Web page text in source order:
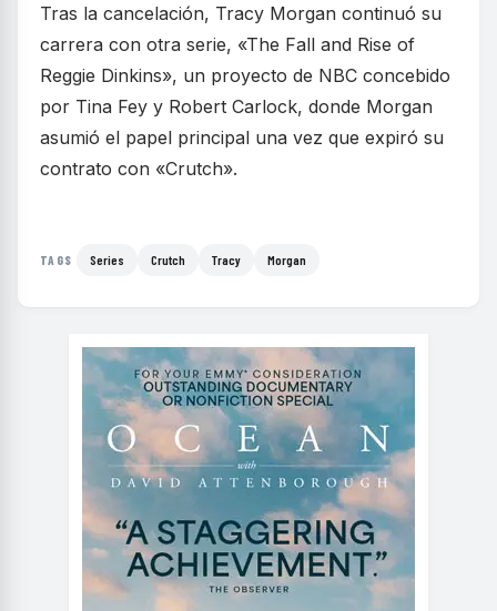
Tras la cancelación, Tracy Morgan continuó su
carrera con otra serie, «The Fall and Rise of
Reggie Dinkins», un proyecto de NBC concebido
por Tina Fey y Robert Carlock, donde Morgan
asumió el papel principal una vez que expiró su
contrato con «Crutch».
TAGS Series Crutch Tracy Morgan